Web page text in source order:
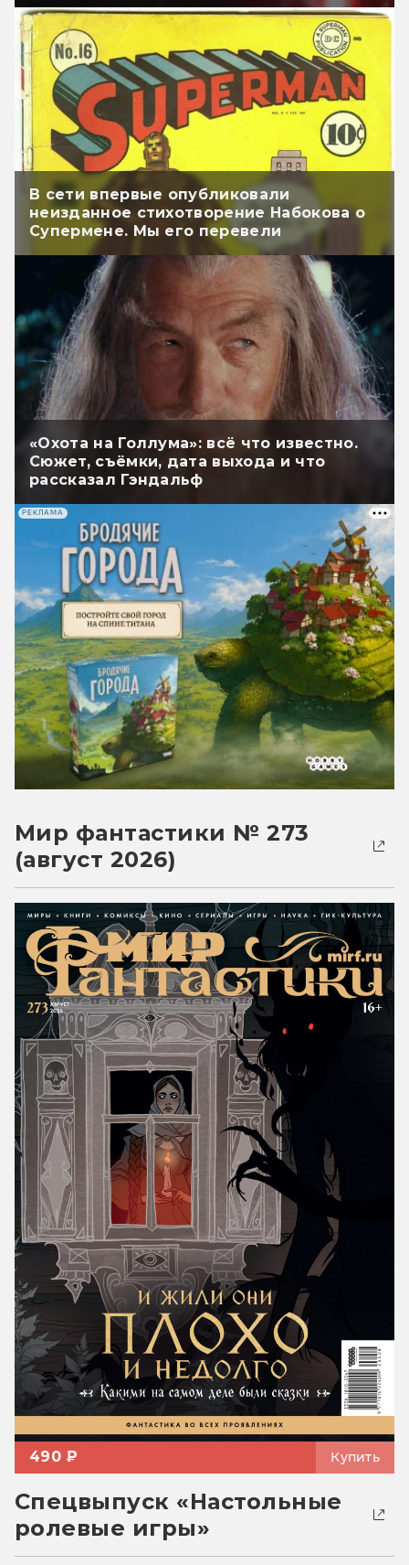
В сети впервые опубликовали
неизданное стихотворение Набокова о
Супермене. Мы его перевели
«Охота на Голлума»: всё что известно.
Сюжет, съёмки, дата выхода и что
рассказал Гэндальф
РЕКЛАМА
Мир фантастики № 273
(август 2026)
490 ₽ Купить
Спецвыпуск «Настольные
ролевые игры»